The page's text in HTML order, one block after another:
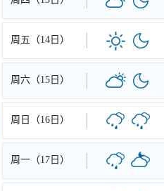
周五（14日）
周六（15日）
周日（16日）
周一（17日）